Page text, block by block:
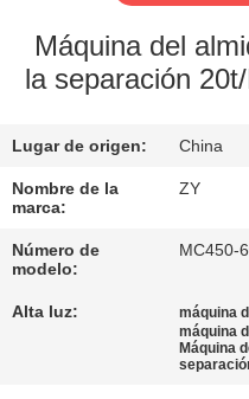
DE
LA
CONTROL
CALIDAD
ÉNTRENOS
Máquina del
la separación
Lugar de origen: China
Nombre de la
marca:
ZY
Número de
modelo:
MC450-
Alta luz: máquina
máquina
Máquina